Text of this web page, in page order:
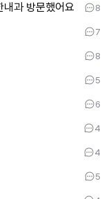
과 방문했어요 8
7
8
5
6
4
4
5